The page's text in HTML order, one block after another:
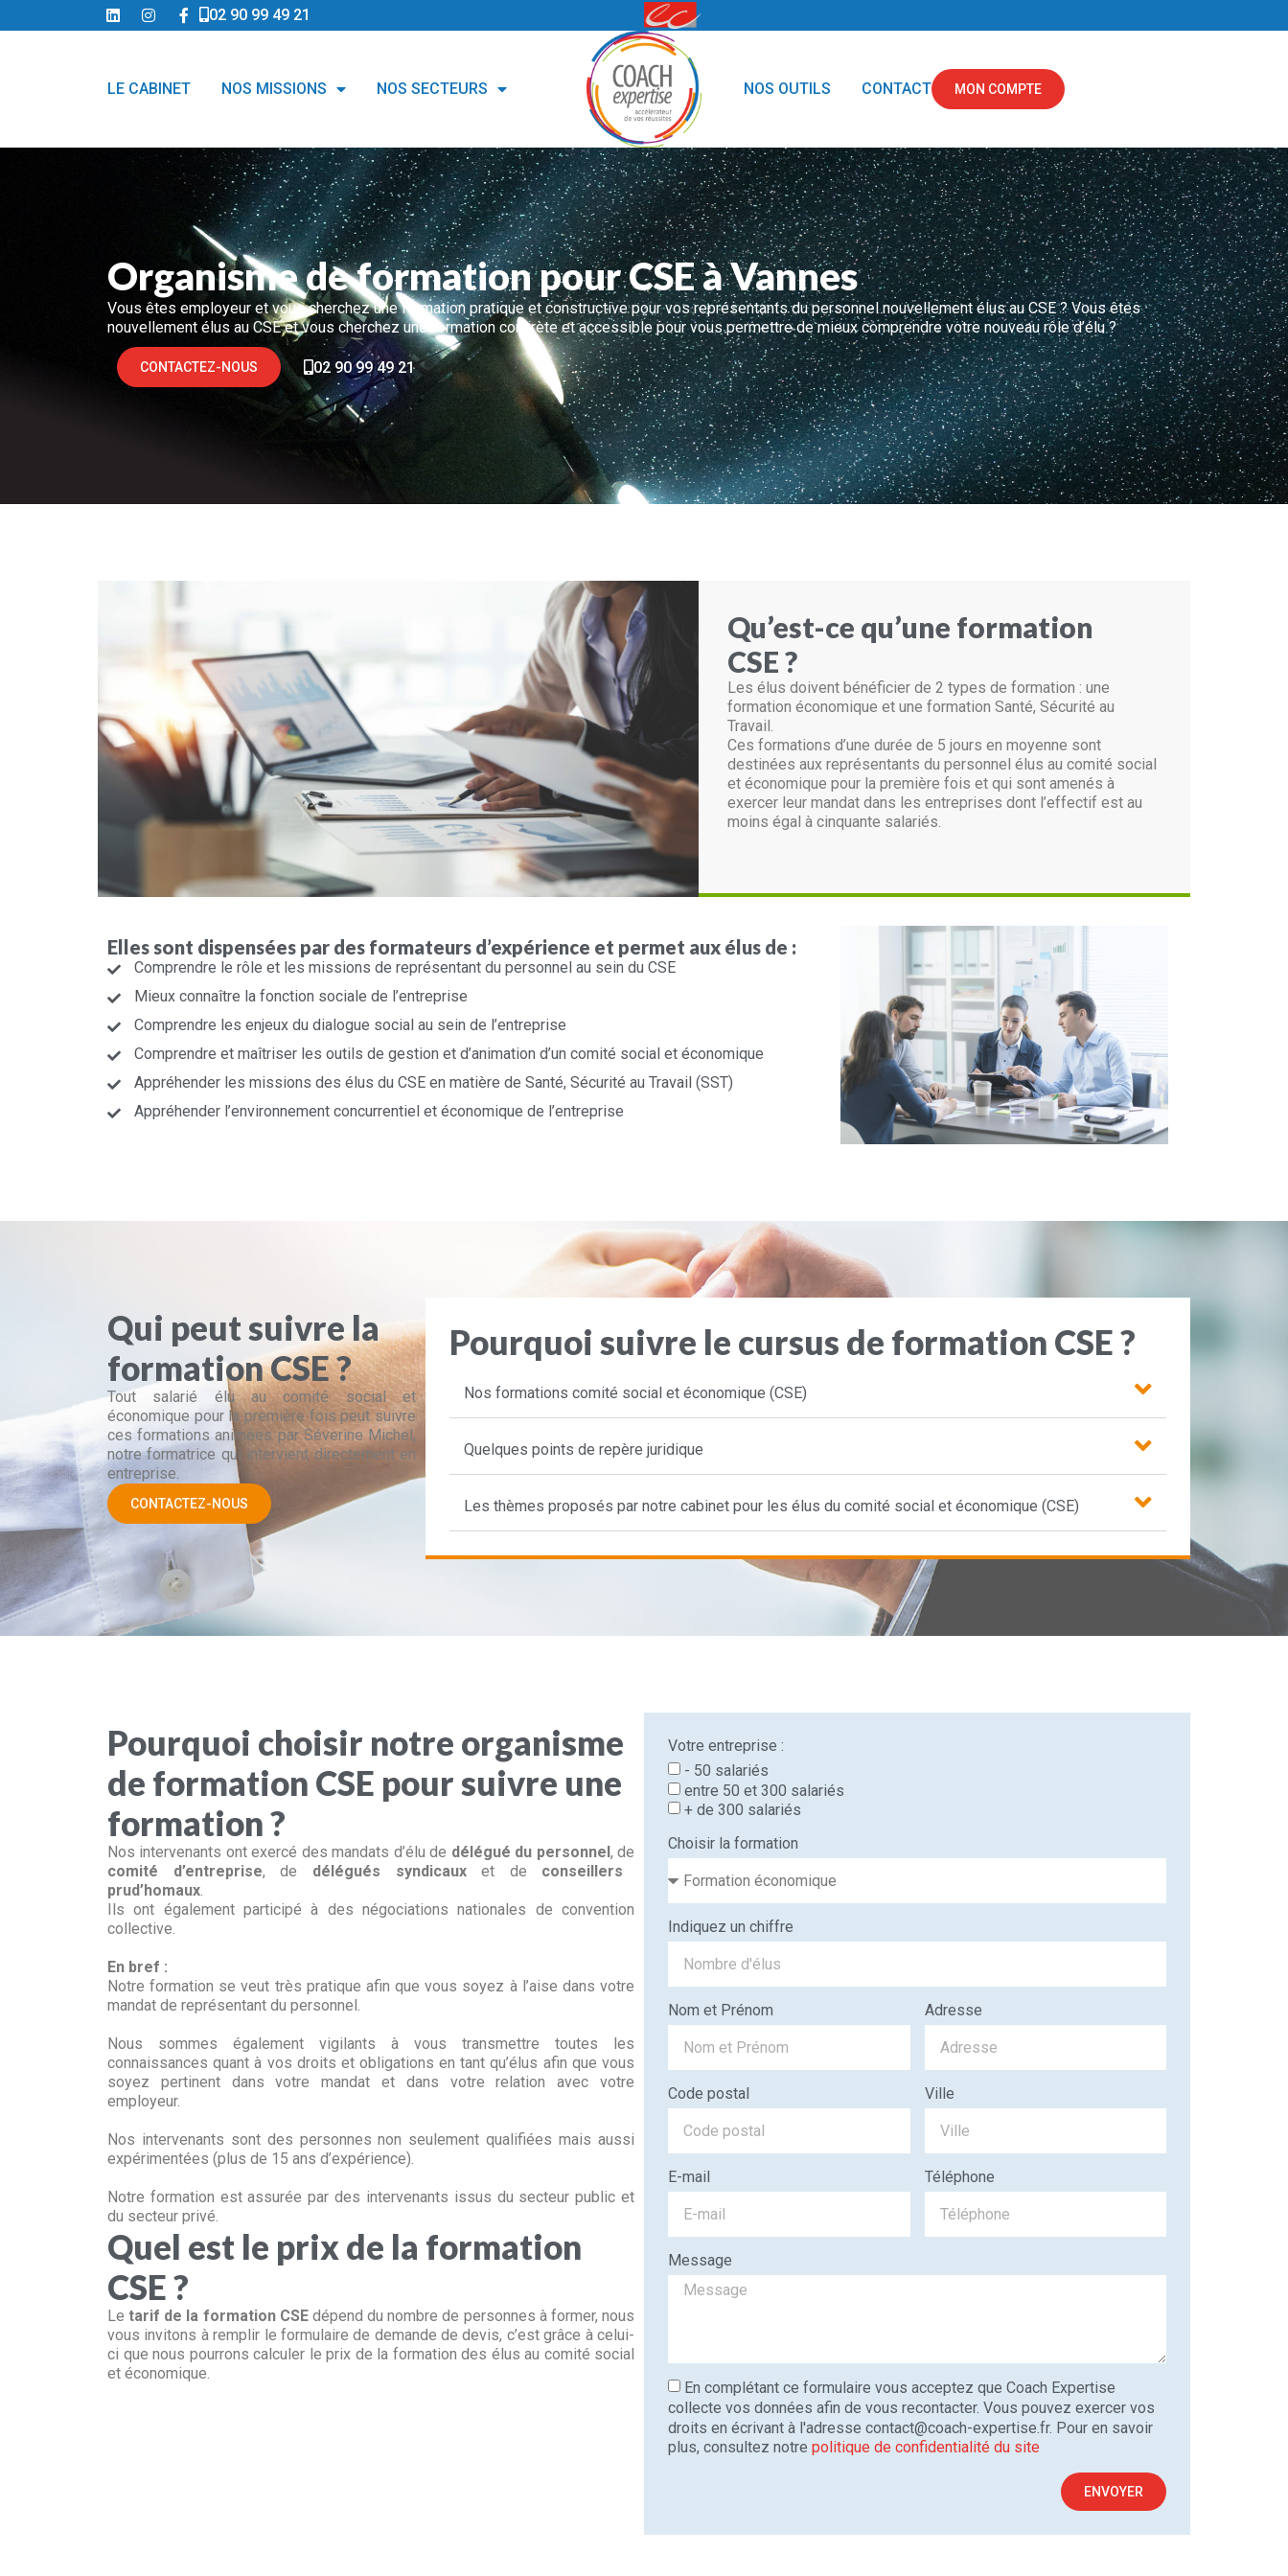
02 90 99 49 21
LE CABINET NOS MISSIONS NOS SECTEURS NOS OUTILS CONTACT MON COMPTE
Organisme de formation pour CSE à Vannes
Vous êtes employeur et vous cherchez une formation pratique et constructive pour vos représentants du personnel nouvellement élus au CSE ? Vous êtes
nouvellement élus au CSE et vous cherchez une formation concrète et accessible pour vous permettre de mieux comprendre votre nouveau rôle d’élu ?
CONTACTEZ-NOUS 02 90 99 49 21
Qu’est-ce qu’une formation
CSE ?
Les élus doivent bénéficier de 2 types de formation : une
formation économique et une formation Santé, Sécurité au
Travail.
Ces formations d’une durée de 5 jours en moyenne sont
destinées aux représentants du personnel élus au comité social
et économique pour la première fois et qui sont amenés à
exercer leur mandat dans les entreprises dont l’effectif est au
moins égal à cinquante salariés.
Elles sont dispensées par des formateurs d’expérience et permet aux élus de :
Comprendre le rôle et les missions de représentant du personnel au sein du CSE
Mieux connaître la fonction sociale de l’entreprise
Comprendre les enjeux du dialogue social au sein de l’entreprise
Comprendre et maîtriser les outils de gestion et d’animation d’un comité social et économique
Appréhender les missions des élus du CSE en matière de Santé, Sécurité au Travail (SST)
Appréhender l’environnement concurrentiel et économique de l’entreprise
Qui peut suivre la
formation CSE ?
Tout salarié élu au comité social et
économique pour la première fois peut suivre
ces formations animées par Séverine Michel,
notre formatrice qui intervient directement en
entreprise.
CONTACTEZ-NOUS
Pourquoi suivre le cursus de formation CSE ?
Nos formations comité social et économique (CSE)
Quelques points de repère juridique
Les thèmes proposés par notre cabinet pour les élus du comité social et économique (CSE)
Pourquoi choisir notre organisme
de formation CSE pour suivre une
formation ?
Nos intervenants ont exercé des mandats d’élu de délégué du personnel, de
comité d’entreprise, de délégués syndicauxet de conseillers
prud’homaux.
Ils ont également participé à des négociations nationales de convention
collective.
En bref :
Notre formation se veut très pratique afin que vous soyez à l’aise dans votre
mandat de représentant du personnel.
Nous sommes également vigilants à vous transmettre toutes les
connaissances quant à vos droits et obligations en tant qu’élus afin que vous
soyez pertinent dans votre mandat et dans votre relation avec votre
employeur.
Nos intervenants sont des personnes non seulement qualifiées mais aussi
expérimentées (plus de 15 ans d’expérience).
Notre formation est assurée par des intervenants issus du secteur public et
du secteur privé.
Quel est le prix de la formation
CSE ?
Letarif de la formation CSEdépend du nombre de personnes à former, nous
vous invitons à remplir le formulaire de demande de devis, c’est grâce à celui-
ci que nous pourrons calculer le prix de la formation des élus au comité social
et économique.
Votre entreprise :
- 50 salariés
entre 50 et 300 salariés
+ de 300 salariés
Choisir la formation
Indiquez un chiffre
Nom et Prénom Adresse
Code postal Ville
E-mail Téléphone
Message
En complétant ce formulaire vous acceptez que Coach Expertise
collecte vos données afin de vous recontacter. Vous pouvez exercer vos
droits en écrivant à l'adresse contact@coach-expertise.fr. Pour en savoir
plus, consultez notre politique de confidentialité du site
ENVOYER